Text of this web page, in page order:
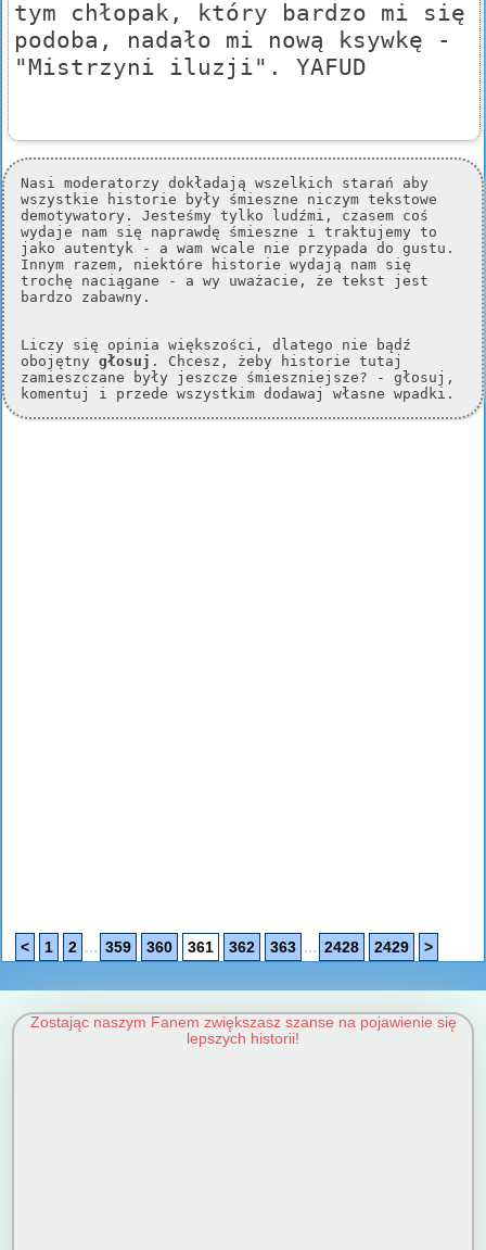
tym chłopak, który bardzo mi się
podoba, nadało mi nową ksywkę -
"Mistrzyni iluzji". YAFUD
Nasi moderatorzy dokładają wszelkich starań aby
wszystkie historie były śmieszne niczym tekstowe
demotywatory. Jesteśmy tylko ludźmi, czasem coś
wydaje nam się naprawdę śmieszne i traktujemy to
jako autentyk - a wam wcale nie przypada do gustu.
Innym razem, niektóre historie wydają nam się
trochę naciągane - a wy uważacie, że tekst jest
bardzo zabawny.
Liczy się opinia większości, dlatego nie bądź
obojętny głosuj . Chcesz, żeby historie tutaj
zamieszczane były jeszcze śmieszniejsze? - głosuj,
komentuj i przede wszystkim dodawaj własne wpadki.
< 1 2 ... 359 360 361 362 363 ... 2428 2429 >
Zostając naszym Fanem zwiększasz szanse na pojawienie się
lepszych historii!